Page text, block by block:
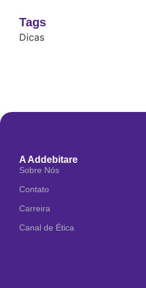
Tags
Dicas
A Addebitare
Sobre Nós
Contato
Carreira
Canal de Ética